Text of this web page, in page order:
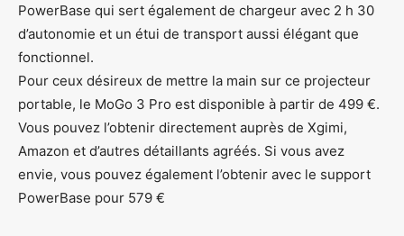
PowerBase qui sert également de chargeur avec 2 h 30
d’autonomie et un étui de transport aussi élégant que
fonctionnel.
Pour ceux désireux de mettre la main sur ce projecteur
portable, le MoGo 3 Pro est disponible à partir de 499 €.
Vous pouvez l’obtenir directement auprès de Xgimi,
Amazon et d’autres détaillants agréés. Si vous avez
envie, vous pouvez également l’obtenir avec le support
PowerBase pour 579 €